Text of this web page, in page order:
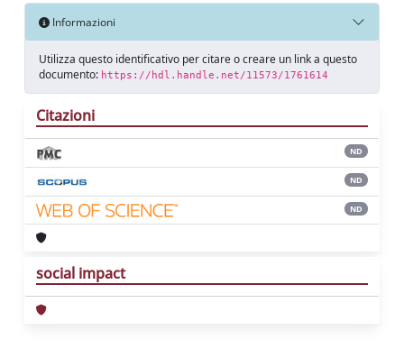
Informazioni
Utilizza questo identificativo per citare o creare un link a questo
documento: https://hdl.handle.net/11573/1761614
Citazioni
ND
ND
ND
social impact